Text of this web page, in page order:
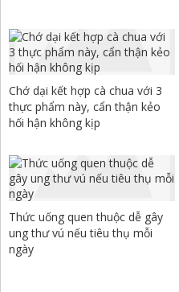
Chớ dại kết hợp cà chua với 3
thực phẩm này, cẩn thận kẻo
hối hận không kịp
Thức uống quen thuộc dễ gây
ung thư vú nếu tiêu thụ mỗi
ngày